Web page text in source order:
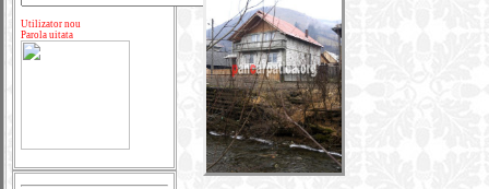
Utilizator nou
Parola uitata